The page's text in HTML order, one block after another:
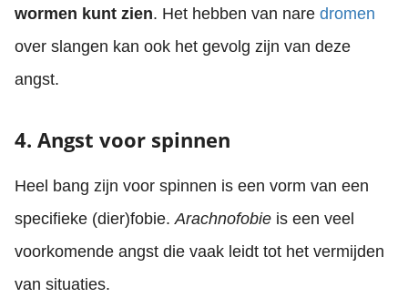
wormen kunt zien. Het hebben van nare dromen
over slangen kan ook het gevolg zijn van deze
angst.
4. Angst voor spinnen
Heel bang zijn voor spinnen is een vorm van een
specifieke (dier)fobie.Arachnofobie is een veel
voorkomende angst die vaak leidt tot het vermijden
van situaties.